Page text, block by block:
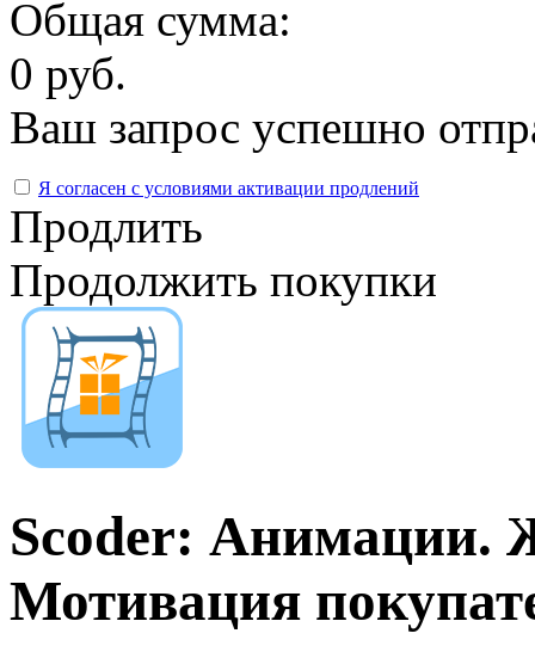
Общая сумма:
0 руб.
Ваш запрос успешно
Я согласен с условиями активации продлений
Продлить
Продолжить покупки
Scoder: Анимации.
Мотивация